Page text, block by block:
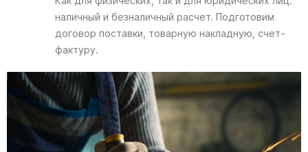
наличный и безналичный расчет. Подготовим
договор поставки, товарную накладную, счет-
фактуру.